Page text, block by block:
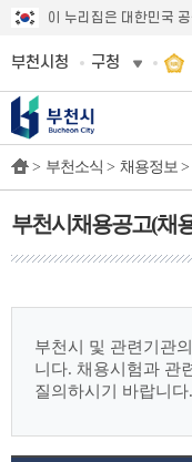
이 누리집은 대한민국
부천시청 구청
> 부천소식 > 채용정보 >
부천시채용공고(채
부천시 및 관련기관
니다. 채용시험과 관
질의하시기 바랍니다.